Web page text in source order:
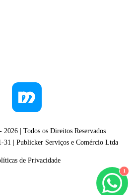
1
2026 | Todos os Direitos Reservados
31 | Publicker Serviços e Comércio Ltda
de Privacidade